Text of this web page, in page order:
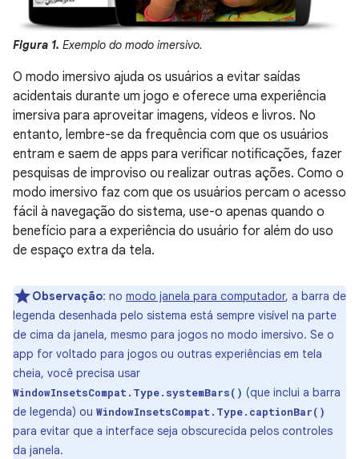
Figura 1. Exemplo do modo imersivo.
O modo imersivo ajuda os usuários a evitar saídas
acidentais durante um jogo e oferece uma experiência
imersiva para aproveitar imagens, vídeos e livros. No
entanto, lembre-se da frequência com que os usuários
entram e saem de apps para verificar notificações, fazer
pesquisas de improviso ou realizar outras ações. Como o
modo imersivo faz com que os usuários percam o acesso
fácil à navegação do sistema, use-o apenas quando o
benefício para a experiência do usuário for além do uso
de espaço extra da tela.
Observação: no modo janela para computador, a barra de
legenda desenhada pelo sistema está sempre visível na parte
de cima da janela, mesmo para jogos no modo imersivo. Se o
app for voltado para jogos ou outras experiências em tela
cheia, você precisa usar
WindowInsetsCompat.Type.systemBars() (que inclui a barra
de legenda) ou WindowInsetsCompat.Type.captionBar()
para evitar que a interface seja obscurecida pelos controles
da janela.